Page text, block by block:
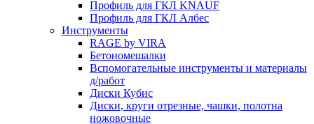
Профиль для ГКЛ KNAUF
Профиль для ГКЛ Албес
Инструменты
RAGE by VIRA
Бетономешалки
Вспомогательные инструменты и материалы
д/работ
Диски Кубис
Диски, круги отрезные, чашки, полотна
ножовочные